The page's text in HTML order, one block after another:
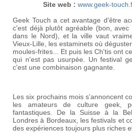
Site web : www.geek-
Geek Touch a cet avantage d'être
c'est déjà plutôt agréable (bon,
dans le Nord), et la ville vaut
Vieux-Lille, les estaminets où
moules-frites... Et puis les Ch'tis ont
qui n'est pas usurpée. Un festival
c'est une combinaison gagnante.
Les six prochains mois s'annoncent
les amateurs de culture geek,
fantastiques. De la Suisse à la
Londres à Bordeaux, les festivals et
des expériences toujours plus riches